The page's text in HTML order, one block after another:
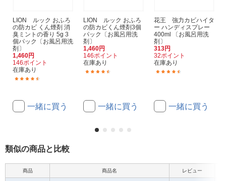
LION ルック おふろ
の防カビ くん煙剤 消
臭ミントの香り 5g 3
個パック〔お風呂用洗
剤〕
1,460円
146ポイント
在庫あり
一緒に買う
LION ルック おふろ
の防カビくん煙剤3個
パック〔お風呂用洗
剤〕
1,460円
146ポイント
在庫あり
一緒に買う
花王 強力カビハイタ
ー ハンディスプレー
400ml 〔お風呂用洗
剤〕
313円
32ポイント
在庫あり
一緒に買う
類似の商品と比較
商品 商品名 レビュー